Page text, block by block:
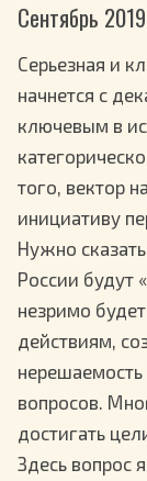
Сентябрь 2019
Серьезная и
начнется с
ключевым в
того, вектор
инициативу
Нужно
России будут
незримо
действиям,
вопросов.
достигать
Здесь вопрос